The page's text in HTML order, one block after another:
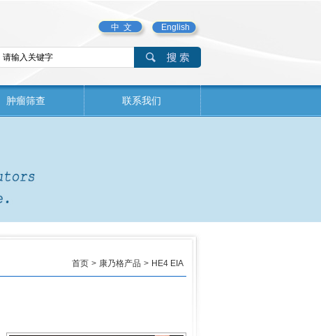
中 文 English
肿瘤筛查 联系我们
首页 > 康乃格产品 > HE4 EIA